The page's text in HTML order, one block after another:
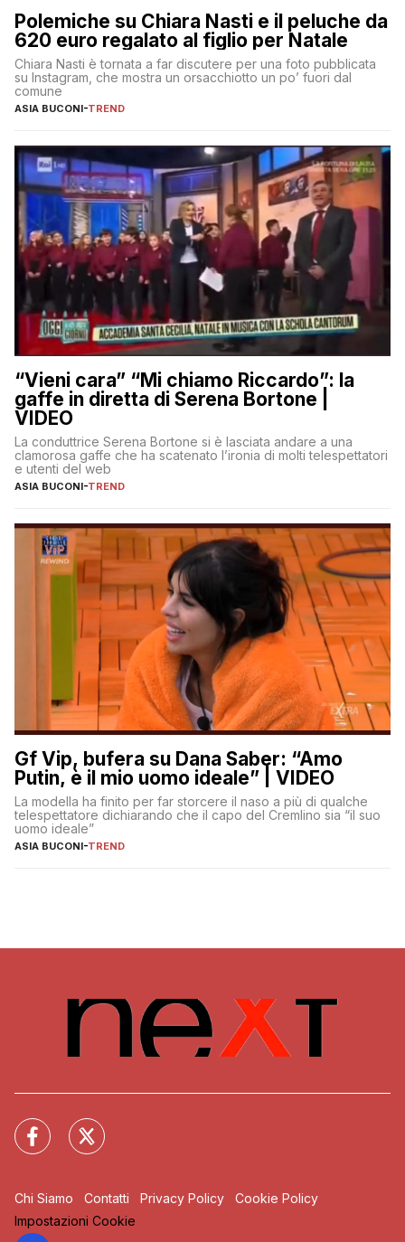
Polemiche su Chiara Nasti e il peluche da
620 euro regalato al figlio per Natale
Chiara Nasti è tornata a far discutere per una foto pubblicata
su Instagram, che mostra un orsacchiotto un po’ fuori dal
comune
ASIA BUCONI-TREND
“Vieni cara” “Mi chiamo Riccardo”: la
gaffe in diretta di Serena Bortone |
VIDEO
La conduttrice Serena Bortone si è lasciata andare a una
clamorosa gaffe che ha scatenato l’ironia di molti telespettatori
e utenti del web
ASIA BUCONI-TREND
Gf Vip, bufera su Dana Saber: “Amo
Putin, è il mio uomo ideale” | VIDEO
La modella ha finito per far storcere il naso a più di qualche
telespettatore dichiarando che il capo del Cremlino sia “il suo
uomo ideale”
ASIA BUCONI-TREND
Chi Siamo Contatti Privacy Policy
Cookie Policy
Impostazioni Cookie